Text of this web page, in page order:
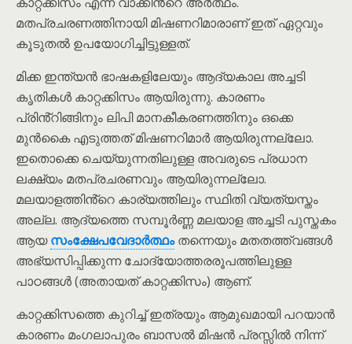
മതപ്രചരണത്തിനായി മിഷണറിമാരാണ് ഇത് ഏറ്റവും
കൂടുതൽ ഉപയോഗിച്ചിട്ടുള്ളത്.
മിക്ക ഇന്ത്യൻ ഭാഷകളിലേയും ആദ്യകാല അച്ചടി
കൃതികൾ കാറ്റക്കിസം ആയിരുന്നു. കാരണം
പ്രിൻ്റിങ്ങിനും ലിപി മാനകീകരണത്തിനും ഒക്കെ
മുൻകൈ എടുത്തത് മിഷണറിമാർ ആയിരുന്നല്ലോ.
ഇതൊക്കെ ചെയ്യുന്നതിലുള്ള അവരുടെ പ്രധാന
ലക്ഷ്യം മതപ്രചരണവും ആയിരുന്നല്ലോ.
മലയാളത്തിൻ്റെ കാര്യത്തിലും സ്ഥിതി വ്യത്യസ്തം
അല്ല. ആദ്യത്തെ സമ്പൂർണ്ണ മലയാള അച്ചടി പുസ്തകം
ആയസംക്ഷേപവേദാർത്ഥംതന്നെയും മതതത്ത്വങ്ങള്‍
അഭ്യസിപ്പിക്കുന്ന ചോദ്യോത്തരരൂപത്തിലുള്ള
പാഠങ്ങൾ (അതായത് കാറ്റക്കിസം) ആണ്.
കാറ്റക്കിസത്തെ കുറിച്ച് ഇത്രയും ആമുഖമായി പറയാൻ
കാരണം മംഗലാപുരം ബാസൽ മിഷൻ പ്രസ്സിൽ നിന്ന്